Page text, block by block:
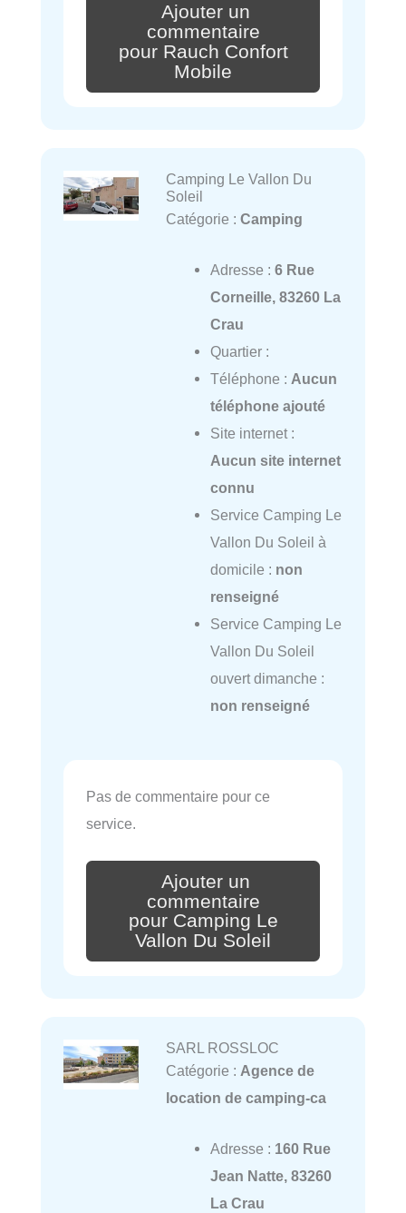
Ajouter un
commentaire
pour Rauch Confort
Mobile
Camping Le Vallon Du
Soleil
Catégorie : Camping
Adresse : 6 Rue
Corneille, 83260 La
Crau
Quartier :
Téléphone : Aucun
téléphone ajouté
Site internet :
Aucun site internet
connu
Service Camping Le
Vallon Du Soleil à
domicile : non
renseigné
Service Camping Le
Vallon Du Soleil
ouvert dimanche :
non renseigné
Pas de commentaire pour ce
service.
Ajouter un
commentaire
pour Camping Le
Vallon Du Soleil
SARL ROSSLOC
Catégorie : Agence de
location de camping-ca
Adresse : 160 Rue
Jean Natte, 83260
La Crau